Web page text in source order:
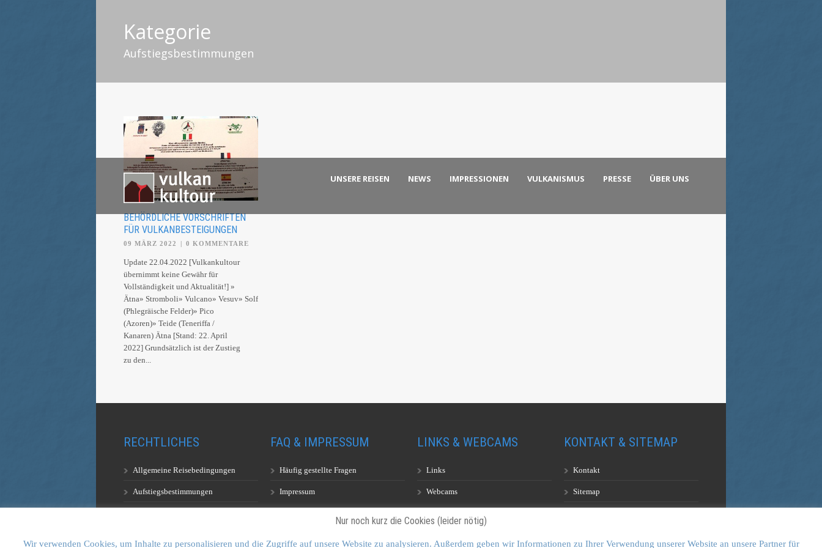
UNSERE REISEN NEWS IMPRESSIONEN VULKANISMUS PRESSE ÜBER UNS
Kategorie
Aufstiegsbestimmungen
BEHÖRDLICHE VORSCHRIFTEN
FÜR VULKANBESTEIGUNGEN
09 MÄRZ 2022 | 0 KOMMENTARE
Update 22.04.2022 [Vulkankultour
übernimmt keine Gewähr für
Vollständigkeit und Aktualität!] »
Ätna» Stromboli» Vulcano» Vesuv» Solfatara
(Phlegräische Felder)» Pico
(Azoren)» Teide (Teneriffa /
Kanaren) Ätna [Stand: 22. April
2022] Grundsätzlich ist der Zustieg
zu den...
RECHTLICHES
Allgemeine Reisebedingungen
Aufstiegsbestimmungen
FAQ & IMPRESSUM
Häufig gestellte Fragen
Impressum
LINKS & WEBCAMS
Links
Webcams
KONTAKT & SITEMAP
Kontakt
Sitemap
Nur noch kurz die Cookies (leider nötig)
Wir verwenden Cookies, um Inhalte zu personalisieren und die Zugriffe auf unsere Website zu analysieren. Außerdem geben wir Informationen zu Ihrer Verwendung unserer Website an unsere Partner für